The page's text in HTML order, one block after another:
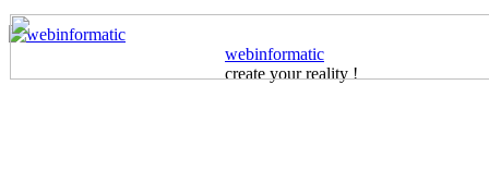
webinformatic
create your reality !